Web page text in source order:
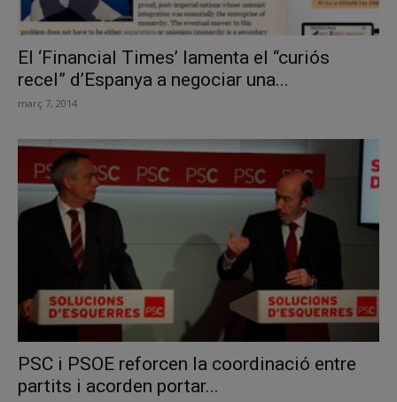
El ‘Financial Times’ lamenta el “curiós
recel” d’Espanya a negociar una...
març 7, 2014
PSC i PSOE reforcen la coordinació entre
partits i acorden portar...